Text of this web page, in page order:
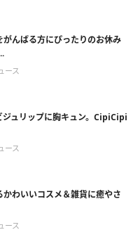
がんばる方にぴったりのお休み
ース
ジュリップに胸キュン。CipiCipi
ース
かわいいコスメ＆雑貨に癒やさ
ース